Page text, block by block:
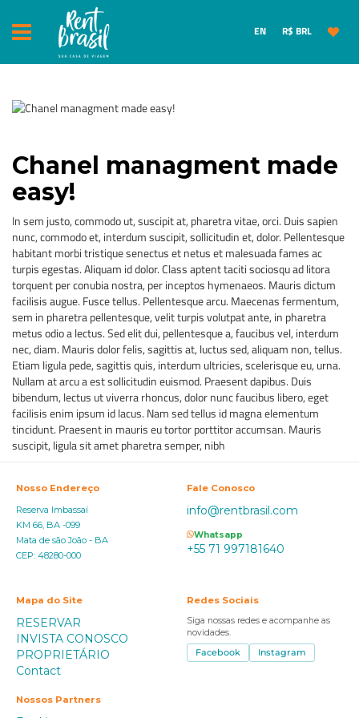
EN R$ BRL
Chanel managment made
easy!
In sem justo, commodo ut, suscipit at, pharetra vitae, orci. Duis sapien
nunc, commodo et, interdum suscipit, sollicitudin et, dolor. Pellentesque
habitant morbi tristique senectus et netus et malesuada fames ac
turpis egestas. Aliquam id dolor. Class aptent taciti sociosqu ad litora
torquent per conubia nostra, per inceptos hymenaeos. Mauris dictum
facilisis augue. Fusce tellus. Pellentesque arcu. Maecenas fermentum,
sem in pharetra pellentesque, velit turpis volutpat ante, in pharetra
metus odio a lectus. Sed elit dui, pellentesque a, faucibus vel, interdum
nec, diam. Mauris dolor felis, sagittis at, luctus sed, aliquam non, tellus.
Etiam ligula pede, sagittis quis, interdum ultricies, scelerisque eu, urna.
Nullam at arcu a est sollicitudin euismod. Praesent dapibus. Duis
bibendum, lectus ut viverra rhoncus, dolor nunc faucibus libero, eget
facilisis enim ipsum id lacus. Nam sed tellus id magna elementum
tincidunt. Praesent in mauris eu tortor porttitor accumsan. Mauris
suscipit, ligula sit amet pharetra semper, nibh
Nosso Endereço
Reserva Imbassaí
KM 66, BA -099
Mata de são João - BA
CEP: 48280-000
Fale Conosco
info@rentbrasil.com
Whatsapp
+55 71 997181640
Mapa do Site
RESERVAR
INVISTA CONOSCO
PROPRIETÁRIO
Contact
Redes Sociais
Siga nossas redes e acompanhe as
novidades.
Facebook
Instagram
Nossos Partners